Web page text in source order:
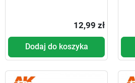
12,99 zł
Dodaj do koszyka